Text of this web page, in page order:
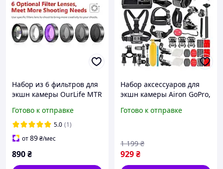
Набор из 6 фильтров для
экшн камеры OurLife MTR
Готово к отправке
5.0 (1)
от89₴/мес
890₴
Набор аксессуаров для
экшн камеры Airon GoPro,
Xiaomi, SJCam, EKEN, DJI
Готово к отправке
929₴
1 199 ₴